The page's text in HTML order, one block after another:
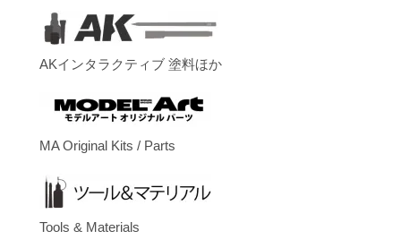
AKインタラクティブ 塗料ほか
MA Original Kits / Parts
Tools & Materials